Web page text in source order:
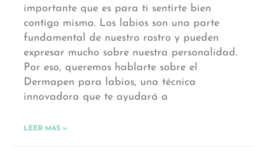
importante que es para ti sentirte bien
contigo misma. Los labios son una parte
fundamental de nuestro rostro y pueden
expresar mucho sobre nuestra personalidad.
Por eso, queremos hablarte sobre el
Dermapen para labios, una técnica
innovadora que te ayudará a
LEER MÁS »